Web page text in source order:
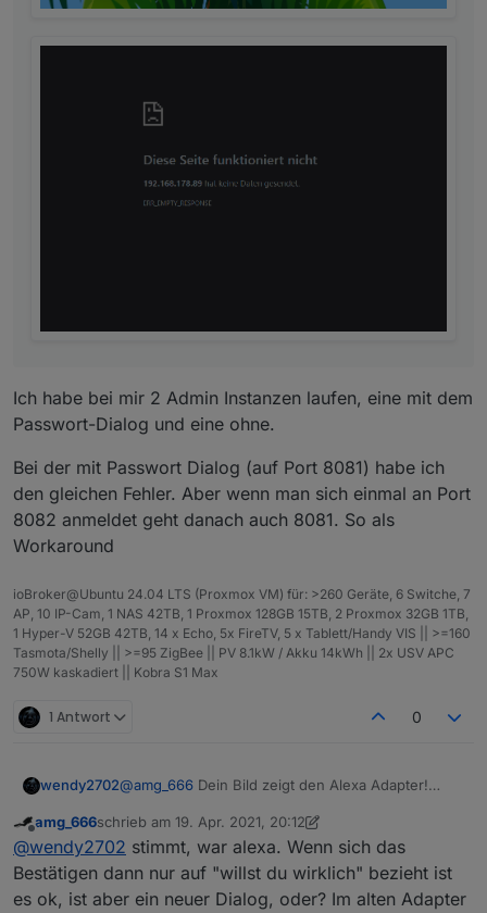
longer offer it. A manual update via CLI is still
possible.
to update multiple adapters the user can
choose which adapters he wants to update.
Tile view of instances
Ich habe bei mir 2 Admin Instanzen laufen, eine mit dem
Passwort-Dialog und eine ohne.
Bei der mit Passwort Dialog (auf Port 8081) habe ich
den gleichen Fehler. Aber wenn man sich einmal an Port
8082 anmeldet geht danach auch 8081. So als
Workaround
ioBroker@Ubuntu 24.04 LTS (Proxmox VM) für: >260 Geräte, 6 Switche, 7
AP, 10 IP-Cam, 1 NAS 42TB, 1 Proxmox 128GB 15TB, 2 Proxmox 32GB 1TB,
1 Hyper-V 52GB 42TB, 14 x Echo, 5x FireTV, 5 x Tablett/Handy VIS || >=160
Tasmota/Shelly || >=95 ZigBee || PV 8.1kW / Akku 14kWh || 2x USV APC
750W kaskadiert || Kobra S1 Max
1 Antwort 0
wendy2702@amg_666 Dein Bild zeigt den Alexa Adapter!
Dann bezieht sich das „Bestätigen“ darauf das du
wirklich den Upgrade machen willst. Nicht das
deine Versionen passen.
Offline
amg_666schrieb am 19. Apr. 2021, 20:12
zuletzt editiert von amg_666
@wendy2702 stimmt, war alexa. Wenn sich das
Bestätigen dann nur auf "willst du wirklich" bezieht ist
es ok, ist aber ein neuer Dialog, oder? Im alten Adapter